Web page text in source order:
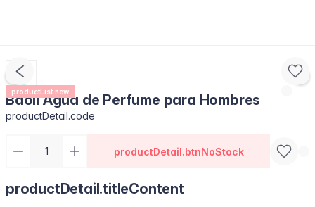
productList.new
Baoli Agua de Perfume para Hombres
productDetail.code
productDetail.btnNoStock
productDetail.titleContent